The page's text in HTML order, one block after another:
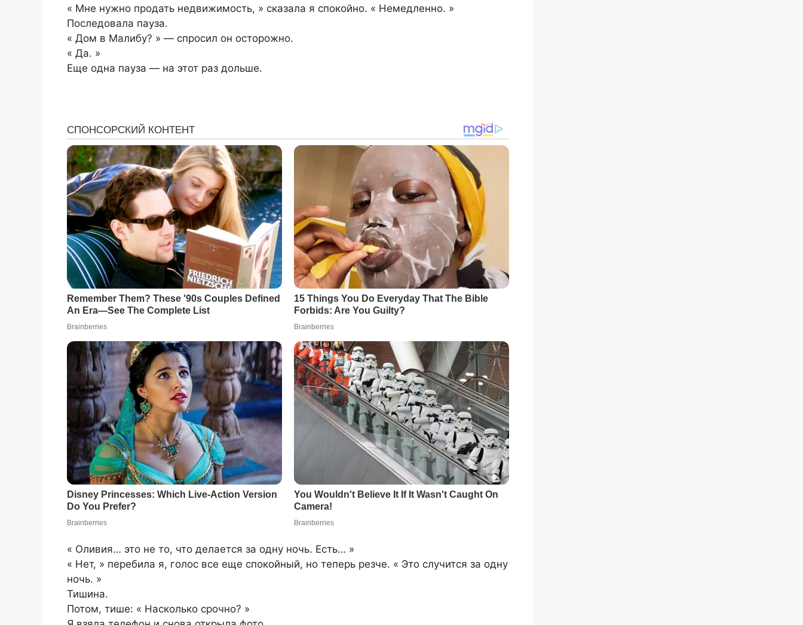
« Мне нужно продать недвижимость, » сказала я спокойно. « Немедленно. »
Последовала пауза.
« Дом в Малибу? » — спросил он осторожно.
« Да. »
Еще одна пауза — на этот раз дольше.
« Оливия… это не то, что делается за одну ночь. Есть… »
« Нет, » перебила я, голос все еще спокойный, но теперь резче. « Это случится за одну
ночь. »
Тишина.
Потом, тише: « Насколько срочно? »